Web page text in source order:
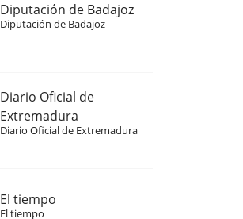
Diputación de Badajoz
Diputación de Badajoz
Diario Oficial de
Extremadura
Diario Oficial de Extremadura
El tiempo
El tiempo